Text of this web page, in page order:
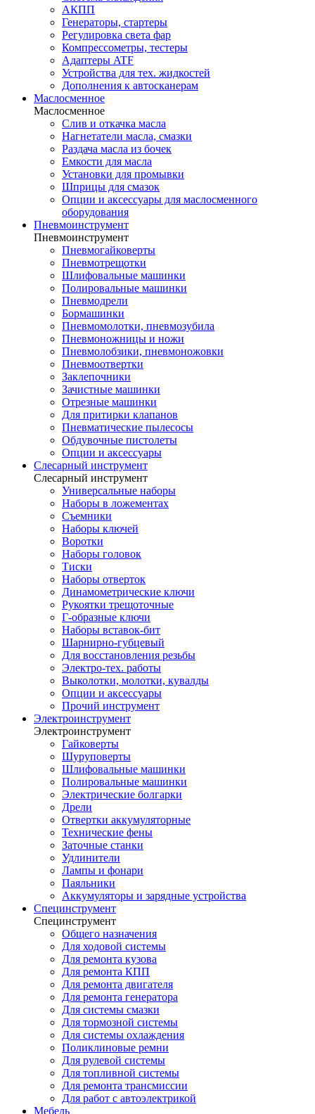
АКПП
Генераторы, стартеры
Регулировка света фар
Компрессометры, тестеры
Адаптеры ATF
Устройства для тех. жидкостей
Дополнения к автосканерам
Маслосменное
Маслосменное
Слив и откачка масла
Нагнетатели масла, смазки
Раздача масла из бочек
Емкости для масла
Установки для промывки
Шприцы для смазок
Опции и аксессуары для маслосменного
оборудования
Пневмоинструмент
Пневмоинструмент
Пневмогайковерты
Пневмотрещотки
Шлифовальные машинки
Полировальные машинки
Пневмодрели
Бормашинки
Пневмомолотки, пневмозубила
Пневмоножницы и ножи
Пневмолобзики, пневмоножовки
Пневмоотвертки
Заклепочники
Зачистные машинки
Отрезные машинки
Для притирки клапанов
Пневматические пылесосы
Обдувочные пистолеты
Опции и аксессуары
Слесарный инструмент
Слесарный инструмент
Универсальные наборы
Наборы в ложементах
Съемники
Наборы ключей
Воротки
Наборы головок
Тиски
Наборы отверток
Динамометрические ключи
Рукоятки трещоточные
Г-образные ключи
Наборы вставок-бит
Шарнирно-губцевый
Для восстановления резьбы
Электро-тех. работы
Выколотки, молотки, кувалды
Опции и аксессуары
Прочий инструмент
Электроинструмент
Электроинструмент
Гайковерты
Шуруповерты
Шлифовальные машинки
Полировальные машинки
Электрические болгарки
Дрели
Отвертки аккумуляторные
Технические фены
Заточные станки
Удлинители
Лампы и фонари
Паяльники
Аккумуляторы и зарядные устройства
Специнструмент
Специнструмент
Общего назначения
Для ходовой системы
Для ремонта кузова
Для ремонта КПП
Для ремонта двигателя
Для ремонта генератора
Для системы смазки
Для тормозной системы
Для системы охлаждения
Поликлиновые ремни
Для рулевой системы
Для топливной системы
Для ремонта трансмиссии
Для работ с автоэлектрикой
Мебель